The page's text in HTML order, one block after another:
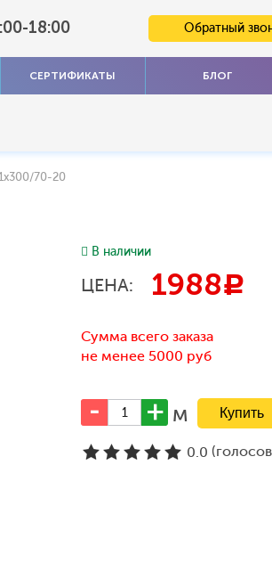
18:00 Обратный
СЕРТИФИКАТЫ БЛОГ
70-20
В наличии
ЦЕНА: 1988c
Сумма всего заказа
не менее 5000 руб
м
0.0 (голосов